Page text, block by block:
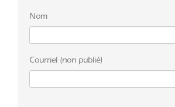
Nom
Courriel (non publié)